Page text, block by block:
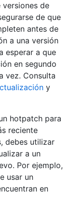
versiones de
de que
antes de
a una versión
esperar a que
en segundo
vez. Consulta
y
hotpatch para
reciente
debes utilizar
a un
Por ejemplo,
usar un
en